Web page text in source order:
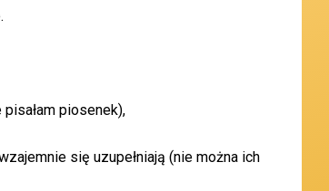
piosenek),
się uzupełniają (nie można ich